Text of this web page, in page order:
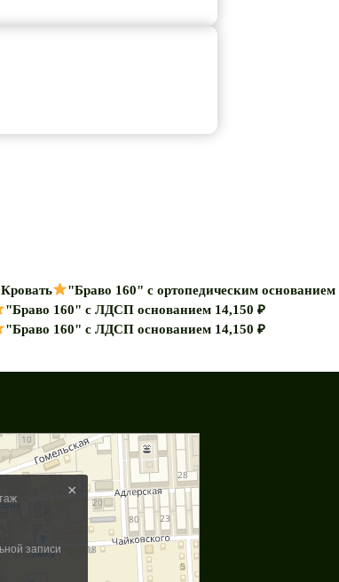
Кровать
"Браво 160" с ортопедическим основанием
"Браво 160" с ЛДСП основанием 14,150₽
"Браво 160" с ЛДСП основанием 14,150₽